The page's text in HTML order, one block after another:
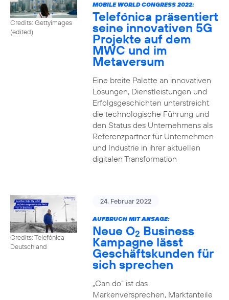
Credits: Gettyimages
(edited)
MOBILE WORLD CONGRESS 2022:
Telefónica präsentiert
seine innovativen 5G
Projekte auf dem
MWC und im
Metaversum
Eine breite Palette an innovativen
Lösungen, Dienstleistungen und
Erfolgsgeschichten unterstreicht
die technologische Führung und
den Status des Unternehmens als
Referenzpartner für Unternehmen
und Industrie in ihrer aktuellen
digitalen Transformation
Credits: Telefónica
Deutschland
24. Februar 2022
AUFBRUCH MIT ANSAGE:
Neue O2 Business
Kampagne lässt
Geschäftskunden für
sich sprechen
„Can do“ ist das
Markenversprechen, Marktanteile